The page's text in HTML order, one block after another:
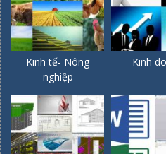
Kinh tế- Nông
nghiệp
Kinh